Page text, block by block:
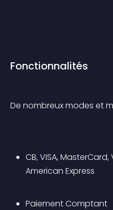
Fonctionnalités
De nombreux modes et
CB, VISA,
American Express
Paiement Comptant